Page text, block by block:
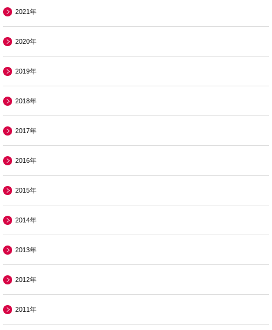
2021年
2020年
2019年
2018年
2017年
2016年
2015年
2014年
2013年
2012年
2011年